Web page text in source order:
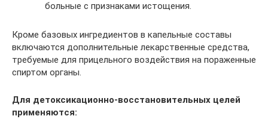
больные с признаками истощения.
Кроме базовых ингредиентов в капельные составы
включаются дополнительные лекарственные средства,
требуемые для прицельного воздействия на пораженные
спиртом органы.
Для детоксикационно-восстановительных целей
применяются: